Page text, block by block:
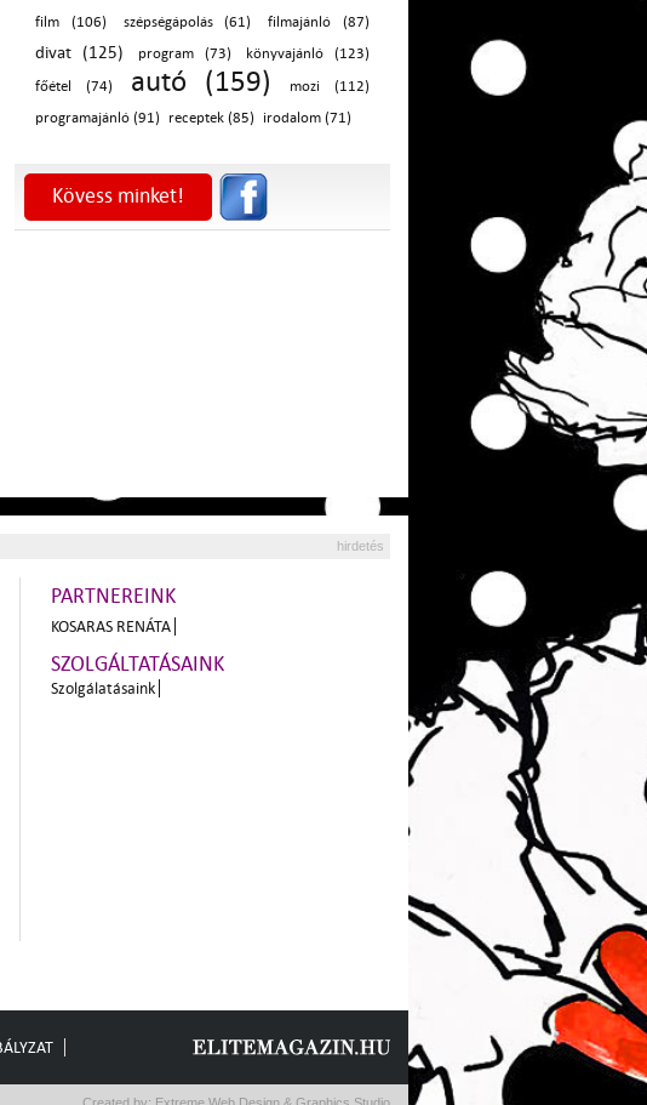
film (106)
szépségápolás (61) filmajánló (87)
divat (125) program (73) könyvajánló (123)
főétel (74) autó (159)
mozi (112)
programajánló (91)
receptek (85) irodalom (71)
Kövess minket!
hirdetés
PARTNEREINK
KOSARAS RENÁTA
SZOLGÁLTATÁSAINK
Szolgálatásaink